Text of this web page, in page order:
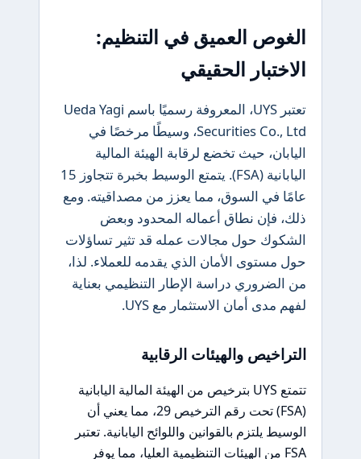
الغوص العميق في التنظيم:
الاختبار الحقيقي
تعتبر UYS، المعروفة رسميًا باسم Ueda Yagi
Securities Co., Ltd، وسيطًا مرخصًا في
اليابان، حيث تخضع لرقابة الهيئة المالية
اليابانية (FSA). يتمتع الوسيط بخبرة تتجاوز 15
عامًا في السوق، مما يعزز من مصداقيته. ومع
ذلك، فإن نطاق أعماله المحدود وبعض
الشكوك حول مجالات عمله قد تثير تساؤلات
حول مستوى الأمان الذي يقدمه للعملاء. لذا،
من الضروري دراسة الإطار التنظيمي بعناية
لفهم مدى أمان الاستثمار مع UYS.
التراخيص والهيئات الرقابية
تتمتع UYS بترخيص من الهيئة المالية اليابانية
(FSA) تحت رقم الترخيص 29، مما يعني أن
الوسيط يلتزم بالقوانين واللوائح اليابانية. تعتبر
FSA من الهيئات التنظيمية العليا، مما يوفر